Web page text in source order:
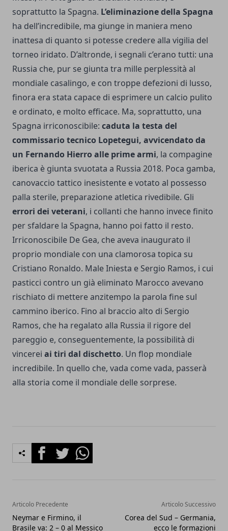
soprattutto la Spagna. L’eliminazione della Spagna
ha dell’incredibile, ma giunge in maniera meno
inattesa di quanto si potesse credere alla vigilia del
torneo iridato. D’altronde, i segnali c’erano tutti: una
Russia che, pur se giunta tra mille perplessità al
mondiale casalingo, e con troppe defezioni di lusso,
finora era stata capace di esprimere un calcio pulito
e ordinato, e molto efficace. Ma, soprattutto, una
Spagna irriconoscibile: caduta la testa del
commissario tecnico Lopetegui, avvicendato da
un Fernando Hierro alle prime armi, la compagine
iberica è giunta svuotata a Russia 2018. Poca gamba,
canovaccio tattico inesistente e votato al possesso
palla sterile, preparazione atletica rivedibile. Gli
errori dei veterani, i collanti che hanno invece finito
per sfaldare la Spagna, hanno poi fatto il resto.
Irriconoscibile De Gea, che aveva inaugurato il
proprio mondiale con una clamorosa topica su
Cristiano Ronaldo. Male Iniesta e Sergio Ramos, i cui
pasticci contro un già eliminato Marocco avevano
rischiato di mettere anzitempo la parola fine sul
cammino iberico. Fino al braccio alto di Sergio
Ramos, che ha regalato alla Russia il rigore del
pareggio e, conseguentemente, la possibilità di
vincerei ai tiri dal dischetto. Un flop mondiale
incredibile. In quello che, vada come vada, passerà
alla storia come il mondiale delle sorprese.
FacebookTwitterWhatsapp
Articolo Precedente
Neymar e Firmino, il
Brasile va: 2 – 0 al Messico
Articolo Successivo
Corea del Sud – Germania,
ecco le formazioni